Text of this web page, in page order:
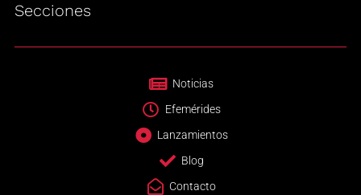
Secciones
Noticias
Efemérides
Lanzamientos
Blog
Contacto